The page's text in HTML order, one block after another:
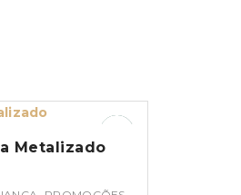
Metalizado